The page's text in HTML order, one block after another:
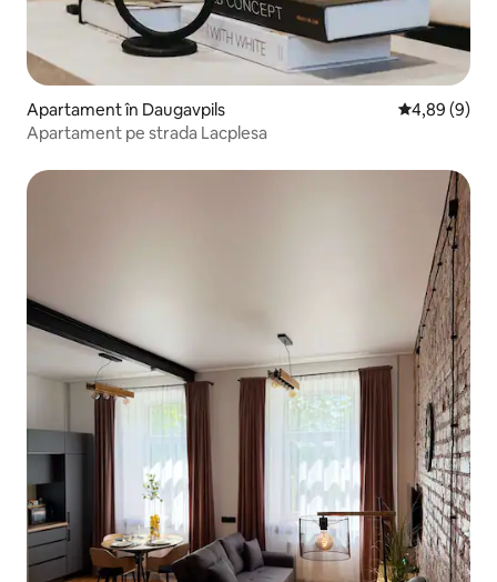
Apartament în Daugavpils Scor mediu
4,89 (9)
Apartament pe strada Lacplesa